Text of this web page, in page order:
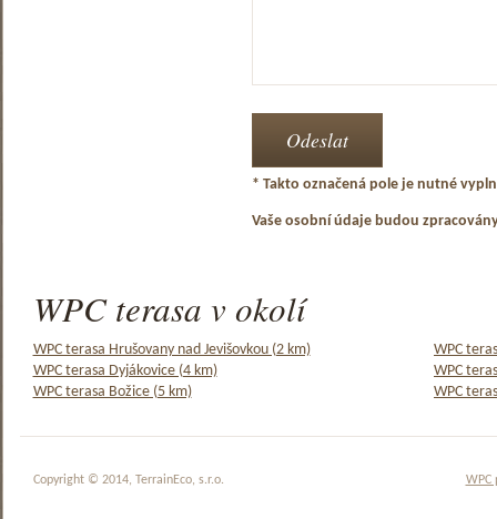
* Takto označená pole je nutné
Vaše osobní údaje budou
WPC terasa v okolí
WPC terasa Hrušovany nad Jevišovkou (2 km)
WPC
WPC terasa Dyjákovice (4 km)
WPC
WPC terasa Božice (5 km)
WPC
WPC
Copyright © 2014, TerrainEco, s.r.o.